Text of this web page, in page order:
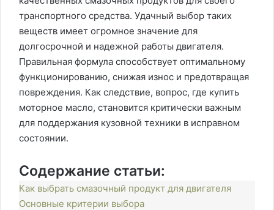
транспортного средства. Удачный выбор таких
веществ имеет огромное значение для
долгосрочной и надежной работы двигателя.
Правильная формула способствует оптимальному
функционированию, снижая износ и предотвращая
повреждения. Как следствие, вопрос, где купить
моторное масло, становится критически важным
для поддержания кузовной техники в исправном
состоянии.
Содержание статьи:
Как выбрать смазочный продукт для двигателя
Основные критерии выбора